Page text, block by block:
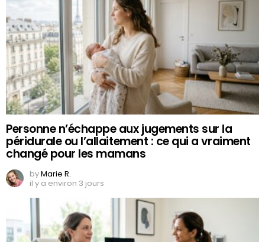
Personne n’échappe aux jugements sur la
péridurale ou l’allaitement : ce qui a vraiment
changé pour les mamans
byMarie R.
il y a environ 3 jours